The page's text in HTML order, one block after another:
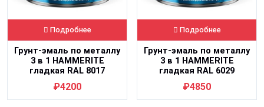
Подробнее
Грунт-эмаль по металлу
3 в 1 HAMMERITE
гладкая RAL 8017
коричневая 2 л
₽4200
Подробнее
Грунт-эмаль по металлу
3 в 1 HAMMERITE
гладкая RAL 6029
зеленый лист 2,5 л
₽4850